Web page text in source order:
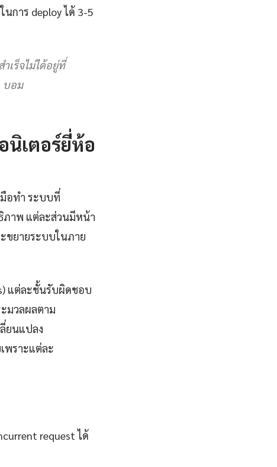
นการ deploy ได้ 3-5
เร็จไม่ได้อยู่ที่
บอม
นิเตอร์ยี่ห้อ
มือทำ ระบบที่
ภาพ แต่ละส่วนมีหน้า
ขยายระบบในภาย
แต่ละชั้นรับผิดชอบ
มวลผลตาม
ยนแปลง
พราะแต่ละ
request ได้